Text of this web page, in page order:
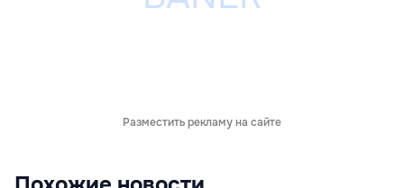
Разместить рекламу на сайте